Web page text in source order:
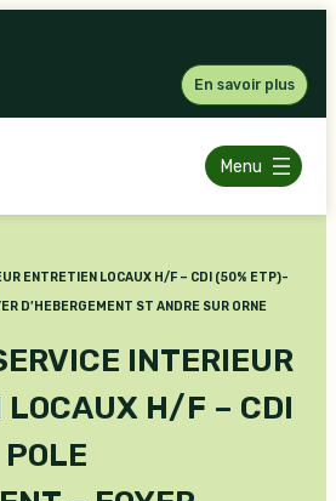
Menu
ENTRETIEN LOCAUX H/F – CDI (50% ETP)-
D’HEBERGEMENT ST ANDRE SUR ORNE
INTERIEUR
LOCAUX H/F – CDI